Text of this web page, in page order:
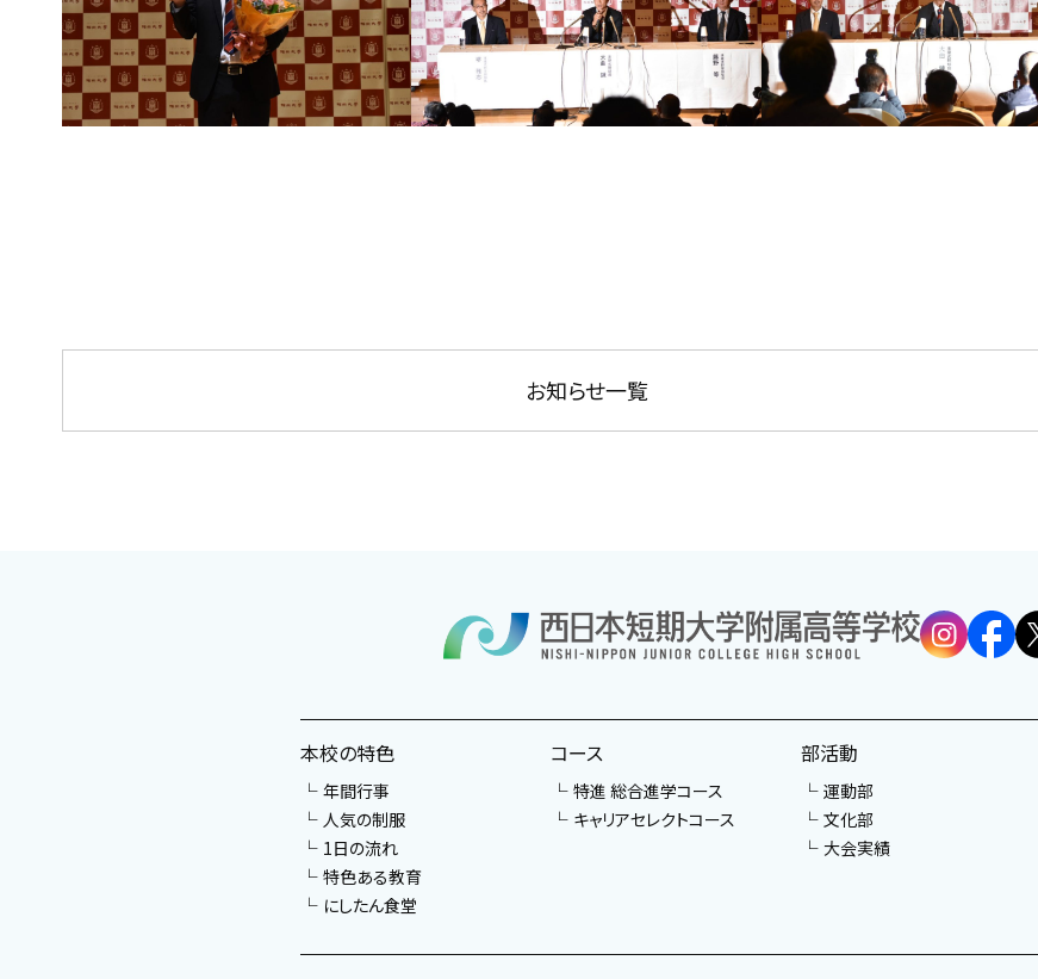
お知らせ一覧
本校の特色
年間行事
人気の制服
1日の流れ
特色ある教育
にしたん食堂
コース
特進 総合進学コース
キャリアセレクトコース
部活動
運動部
文化部
大会実績